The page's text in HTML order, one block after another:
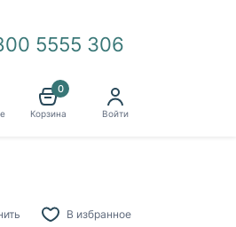
0
Корзина Войти
5555 306
В избранное